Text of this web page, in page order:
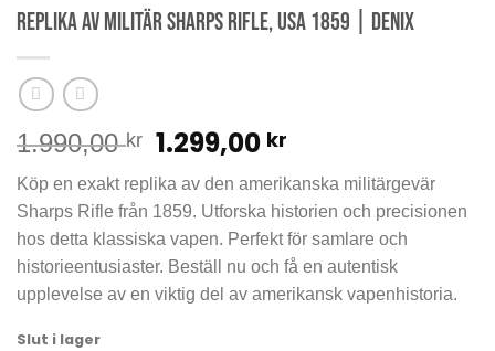
Replika av militär Sharps Rifle, USA 1859 | DENIX
1.990,00kr Det
ursprungliga
priset
var:
1.990,00 kr.
1.299,00 kr
nuvarande
priset
är:
1.299,00 kr.
Köp en exakt replika av den amerikanska militärgevär
Sharps Rifle från 1859. Utforska historien och precisionen
hos detta klassiska vapen. Perfekt för samlare och
historieentusiaster. Beställ nu och få en autentisk
upplevelse av en viktig del av amerikansk vapenhistoria.
Slut i lager